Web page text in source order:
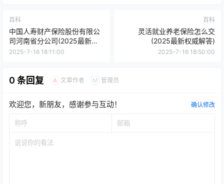
百科
中国人寿财产保险股份有限公
司河南省分公司(2025最新权
威解答)
2025-7-16 18:11:00
百科
灵活就业养老保险怎么交
(2025最新权威解答)
2025-7-16 18:50:00
0 条回复 A 文章作者 M 管理员
欢迎您，新朋友，感谢参与互动！ 确认修改